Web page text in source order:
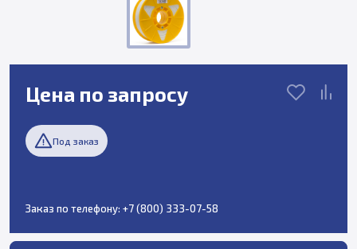
Цена по запросу
Под заказ
Заказ по телефону: +7 (800) 333-07-58